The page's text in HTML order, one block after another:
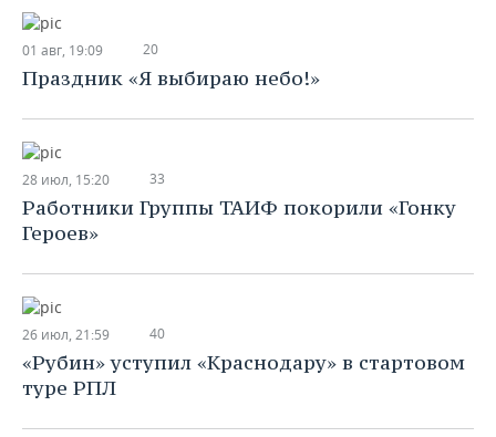
01 авг, 19:09 20
Праздник «Я выбираю небо!»
28 июл, 15:20 33
Работники Группы ТАИФ покорили «Гонку
Героев»
26 июл, 21:59 40
«Рубин» уступил «Краснодару» в стартовом
туре РПЛ